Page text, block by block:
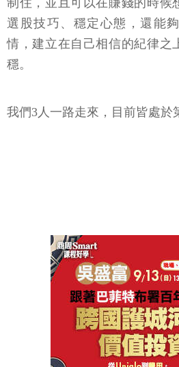
制住，並且可以在賺錢的時候
選股技巧、穩定心態，還能
情，建立在自己相信的紀律之
穩。
我們3人一路走來，目前皆處於